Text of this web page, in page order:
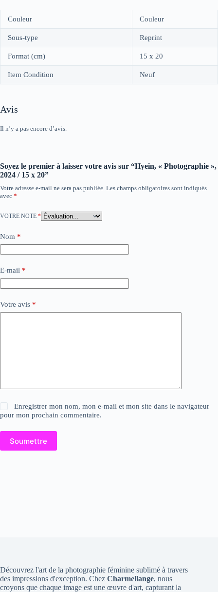
Couleur Couleur
Sous-type Reprint
Format (cm) 15 x 20
Item Condition Neuf
Avis
Il n’y a pas encore d’avis.
Soyez le premier à laisser votre avis sur “Hyein, « Photographie »,
2024 / 15 x 20”
Votre adresse e-mail ne sera pas publiée. Les champs obligatoires sont indiqués
avec *
VOTRE NOTE *
Nom *
E-mail *
Votre avis *
Enregistrer mon nom, mon e-mail et mon site dans le navigateur
pour mon prochain commentaire.
Soumettre
Découvrez l'art de la photographie féminine sublimé à travers
des impressions d'exception. Chez Charmellange, nous
croyons que chaque image est une œuvre d'art, capturant la